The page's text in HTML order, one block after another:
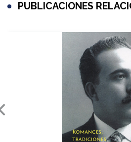
PUBLICACIONES